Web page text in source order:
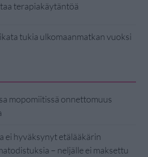
terapiakäytäntöä
tukia ulkomaanmatkan vuoksi
mopomiitissä onnettomuus
ei hyväksynyt etälääkärin
– neljälle ei maksettu